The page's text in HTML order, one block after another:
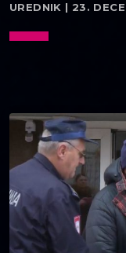
UREDNIK | 23.